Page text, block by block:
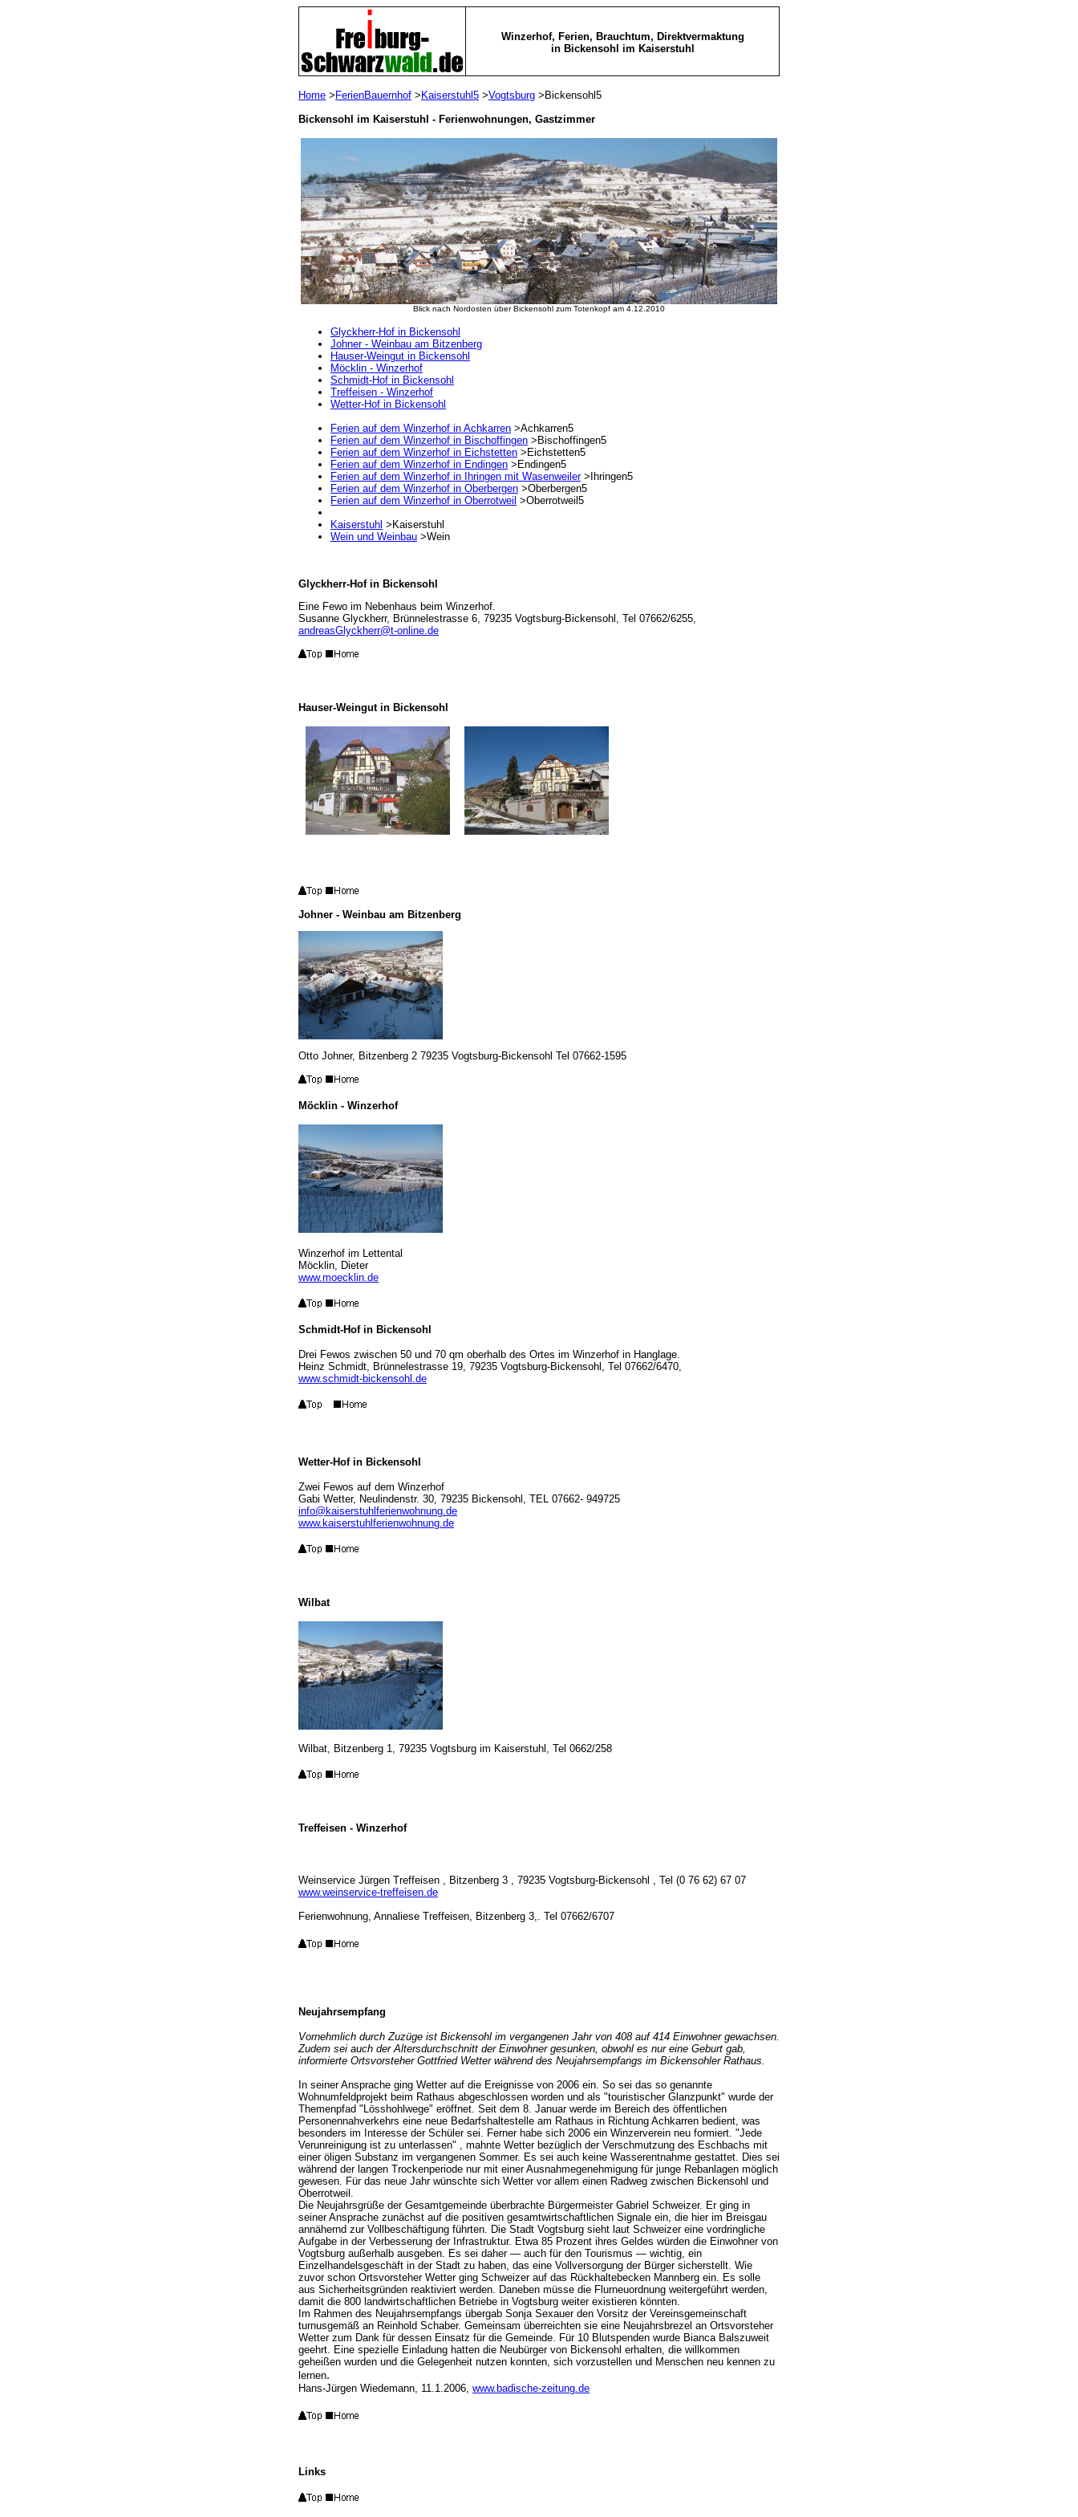
Winzerhof, Ferien, Brauchtum, Direktvermaktung
in Bickensohl im Kaiserstuhl
Home > FerienBauernhof > Kaiserstuhl5 >Vogtsburg >Bickensohl5
Bickensohl im Kaiserstuhl - Ferienwohnungen, Gastzimmer
Blick nach Nordosten über Bickensohl zum Totenkopf am 4.12.2010
Glyckherr-Hof in Bickensohl
Johner - Weinbau am Bitzenberg
Hauser-Weingut in Bickensohl
Möcklin - Winzerhof
Schmidt-Hof in Bickensohl
Treffeisen - Winzerhof
Wetter-Hof in Bickensohl
Ferien auf dem Winzerhof in Achkarren >Achkarren5
Ferien auf dem Winzerhof in Bischoffingen >Bischoffingen5
Ferien auf dem Winzerhof in Eichstetten >Eichstetten5
Ferien auf dem Winzerhof in Endingen >Endingen5
Ferien auf dem Winzerhof in Ihringen mit Wasenweiler>Ihringen5
Ferien auf dem Winzerhof in Oberbergen >Oberbergen5
Ferien auf dem Winzerhof in Oberrotweil >Oberrotweil5
Kaiserstuhl >Kaiserstuhl
Wein und Weinbau >Wein
Glyckherr-Hof in Bickensohl
Eine Fewo im Nebenhaus beim Winzerhof.
Susanne Glyckherr, Brünnelestrasse 6, 79235 Vogtsburg-Bickensohl, Tel 07662/6255,
andreasGlyckherr@t-online.de
Hauser-Weingut in Bickensohl
Johner - Weinbau am Bitzenberg
Otto Johner, Bitzenberg 2 79235 Vogtsburg-Bickensohl Tel 07662-1595
Möcklin - Winzerhof
Winzerhof im Lettental
Möcklin, Dieter
www.moecklin.de
Schmidt-Hof in Bickensohl
Drei Fewos zwischen 50 und 70 qm oberhalb des Ortes im Winzerhof in Hanglage.
Heinz Schmidt, Brünnelestrasse 19, 79235 Vogtsburg-Bickensohl, Tel 07662/6470,
www.schmidt-bickensohl.de
Wetter-Hof in Bickensohl
Zwei Fewos auf dem Winzerhof
Gabi Wetter, Neulindenstr. 30, 79235 Bickensohl, TEL 07662- 949725
info@kaiserstuhlferienwohnung.de
www.kaiserstuhlferienwohnung.de
Wilbat
Wilbat, Bitzenberg 1, 79235 Vogtsburg im Kaiserstuhl, Tel 0662/258
Treffeisen - Winzerhof
Weinservice Jürgen Treffeisen , Bitzenberg 3 , 79235 Vogtsburg-Bickensohl , Tel (0 76 62) 67 07
www.weinservice-treffeisen.de
Ferienwohnung, Annaliese Treffeisen, Bitzenberg 3,. Tel 07662/6707
Neujahrsempfang
Vornehmlich durch Zuzüge ist Bickensohl im vergangenen Jahr von 408 auf 414 Einwohner gewachsen.
Zudem sei auch der Altersdurchschnitt der Einwohner gesunken, obwohl es nur eine Geburt gab,
informierte Ortsvorsteher Gottfried Wetter während des Neujahrsempfangs im Bickensohler Rathaus.
In seiner Ansprache ging Wetter auf die Ereignisse von 2006 ein. So sei das so genannte
Wohnumfeldprojekt beim Rathaus abgeschlossen worden und als "touristischer Glanzpunkt" wurde der
Themenpfad "Lösshohlwege" eröffnet. Seit dem 8. Januar werde im Bereich des öffentlichen
Personennahverkehrs eine neue Bedarfshaltestelle am Rathaus in Richtung Achkarren bedient, was
besonders im Interesse der Schüler sei. Ferner habe sich 2006 ein Winzerverein neu formiert. "Jede
Verunreinigung ist zu unterlassen" , mahnte Wetter bezüglich der Verschmutzung des Eschbachs mit
einer öligen Substanz im vergangenen Sommer. Es sei auch keine Wasserentnahme gestattet. Dies sei
während der langen Trockenperiode nur mit einer Ausnahmegenehmigung für junge Rebanlagen möglich
gewesen. Für das neue Jahr wünschte sich Wetter vor allem einen Radweg zwischen Bickensohl und
Oberrotweil.
Die Neujahrsgrüße der Gesamtgemeinde überbrachte Bürgermeister Gabriel Schweizer. Er ging in
seiner Ansprache zunächst auf die positiven gesamtwirtschaftlichen Signale ein, die hier im Breisgau
annähernd zur Vollbeschäftigung führten. Die Stadt Vogtsburg sieht laut Schweizer eine vordringliche
Aufgabe in der Verbesserung der Infrastruktur. Etwa 85 Prozent ihres Geldes würden die Einwohner von
Vogtsburg außerhalb ausgeben. Es sei daher — auch für den Tourismus — wichtig, ein
Einzelhandelsgeschäft in der Stadt zu haben, das eine Vollversorgung der Bürger sicherstellt. Wie
zuvor schon Ortsvorsteher Wetter ging Schweizer auf das Rückhaltebecken Mannberg ein. Es solle
aus Sicherheitsgründen reaktiviert werden. Daneben müsse die Flurneuordnung weitergeführt werden,
damit die 800 landwirtschaftlichen Betriebe in Vogtsburg weiter existieren könnten.
Im Rahmen des Neujahrsempfangs übergab Sonja Sexauer den Vorsitz der Vereinsgemeinschaft
turnusgemäß an Reinhold Schaber. Gemeinsam überreichten sie eine Neujahrsbrezel an Ortsvorsteher
Wetter zum Dank für dessen Einsatz für die Gemeinde. Für 10 Blutspenden wurde Bianca Balszuweit
geehrt. Eine spezielle Einladung hatten die Neubürger von Bickensohl erhalten, die willkommen
geheißen wurden und die Gelegenheit nutzen konnten, sich vorzustellen und Menschen neu kennen zu
lernen.
Hans-Jürgen Wiedemann, 11.1.2006, www.badische-zeitung.de
Links